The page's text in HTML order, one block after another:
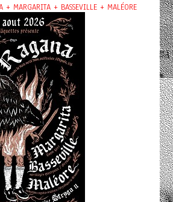
MARGARITA + BASSEVILLE + MALÉORE